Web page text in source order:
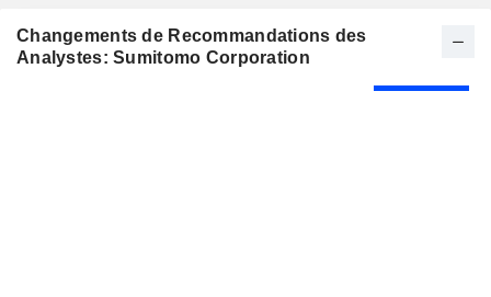
Changements de Recommandations des
Analystes: Sumitomo Corporation